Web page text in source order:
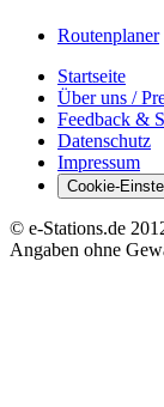
Routenplaner
Startseite
Über uns /
Feedback &
Datenschutz
Impressum
Cookie-
© e-Stations.de
Angaben ohne